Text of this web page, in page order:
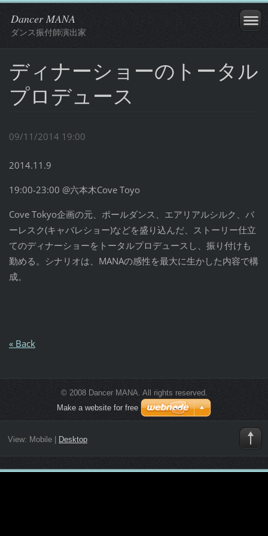
Dancer MANA
ダンス振付師演出家
ディナーショーのトータル
プロデュース
09/11/2014 19:00
2014.11.9
19:00-23:00 @六本木Cove Toyo
Cove Tokyo企画の元、ポールダンス、エアリアルシルク、バ
ーレスク(キャバレショー)などを盛り込んだ、ストーリー仕立
てのディナーショーをトータルプロデュースし、振り付けも
勤める。シナリオは、MANAの感性を最大に生かした内容で構
成。
« Back
© 2008 Dancer MANA. All rights reserved.
Make a website for free
View: Mobile| Desktop